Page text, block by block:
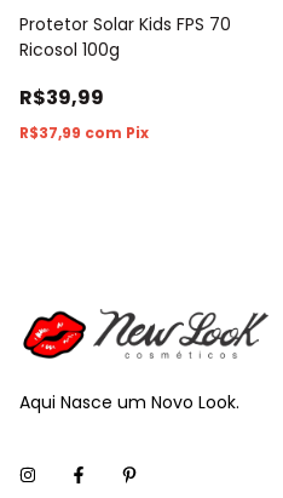
Protetor Solar Kids FPS 70
Ricosol 100g
R$39,99
R$37,99 com Pix
Aqui Nasce um Novo Look.